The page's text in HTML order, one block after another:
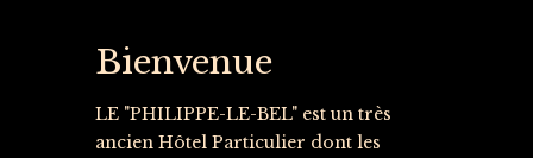
Bienvenue
LE "PHILIPPE-LE-BEL" est un très
ancien Hôtel Particulier dont les